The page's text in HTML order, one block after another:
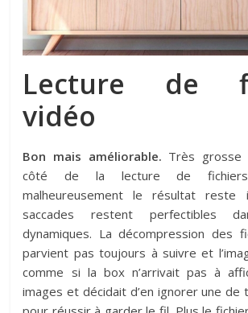
Lecture de
vidéo
Bon mais améliorable. Très grosse
côté de la lecture de
malheureusement le résultat reste
saccades restent perfectibles
dynamiques. La décompression des
parvient pas toujours à suivre et
comme si la box n’arrivait pas à
images et décidait d’en ignorer une de